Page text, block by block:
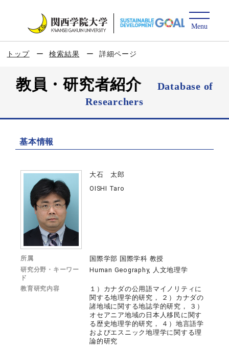
トップ 検索結果 詳細ページ
教員・研究者紹介
Database of
Researchers
基本情報
大石 太郎
OISHI Taro
所属 国際学部 国際学科 教授
研究分野・キーワー
ド
Human Geography, 人文地理学
教育研究内容
１）カナダの公用語マイノリティに
関する地理学的研究， ２）カナダの
諸地域に関する地誌学的研究， ３）
オセアニア地域の日本人移民に関す
る歴史地理学的研究， ４）地言語学
およびエスニック地理学に関する理
論的研究